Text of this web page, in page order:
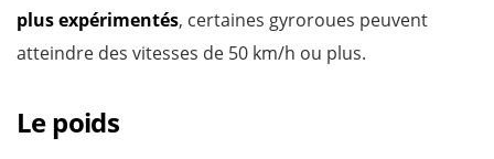
plus expérimentés, certaines gyroroues peuvent
atteindre des vitesses de 50 km/h ou plus.
Le poids